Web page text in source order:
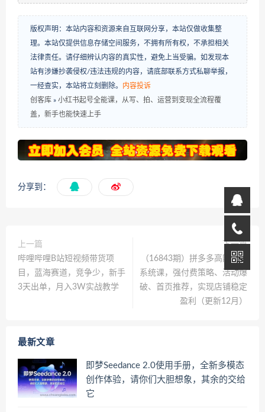
版权声明：本站内容和资源来自互联网分享，本站仅做收集整
理。本站仅提供信息存储空间服务，不拥有所有权，不承担相关
法律责任。请仔细辨认内容的真实性，避免上当受骗。如发现本
站有涉嫌抄袭侵权/违法违规的内容，请底部联系方式私聊举报，
一经查实，本站将立刻删除。 内容投诉
创客库 » 小红书起号全能课，从写、拍、运营到变现全流程覆
盖，新手也能快速上手
分享到：
上一篇
哔哩哔哩B站短视频带货项
目，蓝海赛道，竞争少，新手
3天出单，月入3W实战教学
下一篇
（16843期）拼多多高阶盈利
系统课，强付费策略、活动爆
破、首页推荐，实现店铺稳定
盈利（更新12月）
最新文章
即梦Seedance 2.0使用手册，全新多模态
创作体验，请你们大胆想象，其余的交给
它